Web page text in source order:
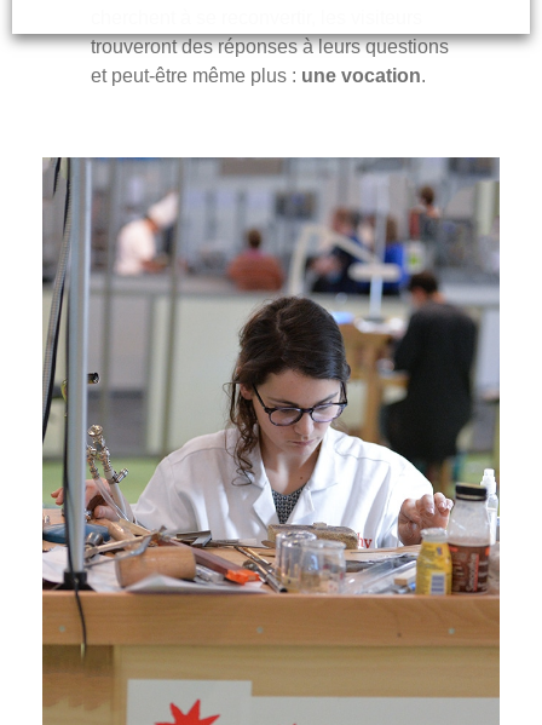
trouveront des réponses à leurs questions
et peut-être même plus : une vocation.